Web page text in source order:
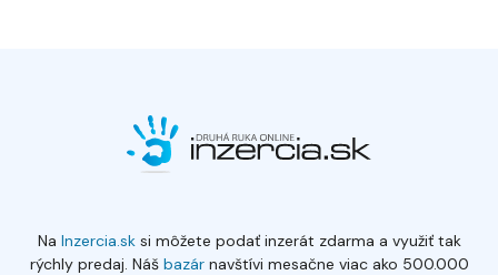
Na Inzercia.sksi môžete podať inzerát zdarma a využiť tak
rýchly predaj. Náš bazárnavštívi mesačne viac ako 500.000